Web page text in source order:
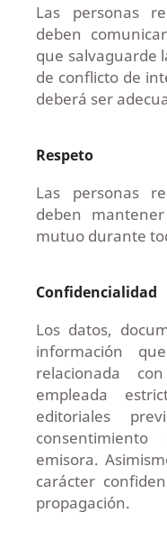
Las personas
deben
que salvaguarde
de conflicto de
deberá ser
Respeto
Las personas
deben
mutuo durante
Confidencialidad
Los datos,
información
relacionada
empleada
editoriales
emisora.
carácter
propagación.